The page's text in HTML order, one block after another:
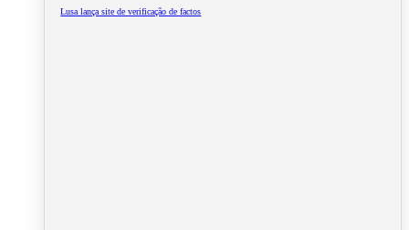
Lusa lança site de verificação de factos